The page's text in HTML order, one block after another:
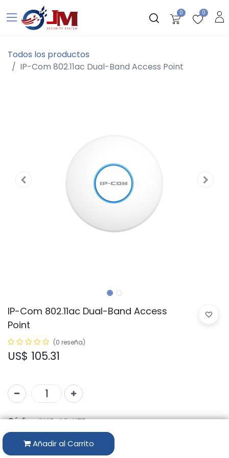
0 0
Todos los productos
IP-Com 802.11ac Dual-Band Access Point
IP-Com 802.11ac Dual-Band Access
Point
(0 reseña)
US$ 105.31
Añadir al Carrito
Código: iUAP-AC-LITE
Disponibilidad por Almacén